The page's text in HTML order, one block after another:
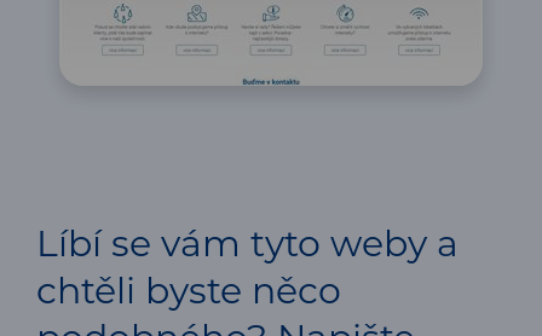
Líbí se vám tyto weby a
chtěli byste něco